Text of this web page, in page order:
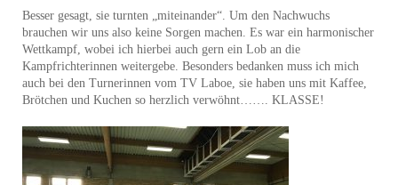
Besser gesagt, sie turnten „miteinander“. Um den Nachwuchs
brauchen wir uns also keine Sorgen machen. Es war ein harmonischer
Wettkampf, wobei ich hierbei auch gern ein Lob an die
Kampfrichterinnen weitergebe. Besonders bedanken muss ich mich
auch bei den Turnerinnen vom TV Laboe, sie haben uns mit Kaffee,
Brötchen und Kuchen so herzlich verwöhnt……. KLASSE!